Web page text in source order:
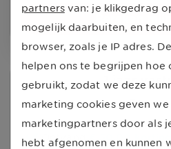
1 jaar
Ontvang € 50,00
partners van: je klikgedrag
mogelijk daarbuiten, en
browser, zoals je IP adres.
helpen ons te begrijpen
gebruikt, zodat we deze
marketing cookies geven we
marketingpartners door als
hebt afgenomen en kunnen